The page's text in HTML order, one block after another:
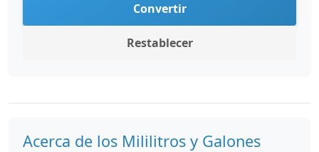
Convertir
Restablecer
Acerca de los Mililitros y Galones